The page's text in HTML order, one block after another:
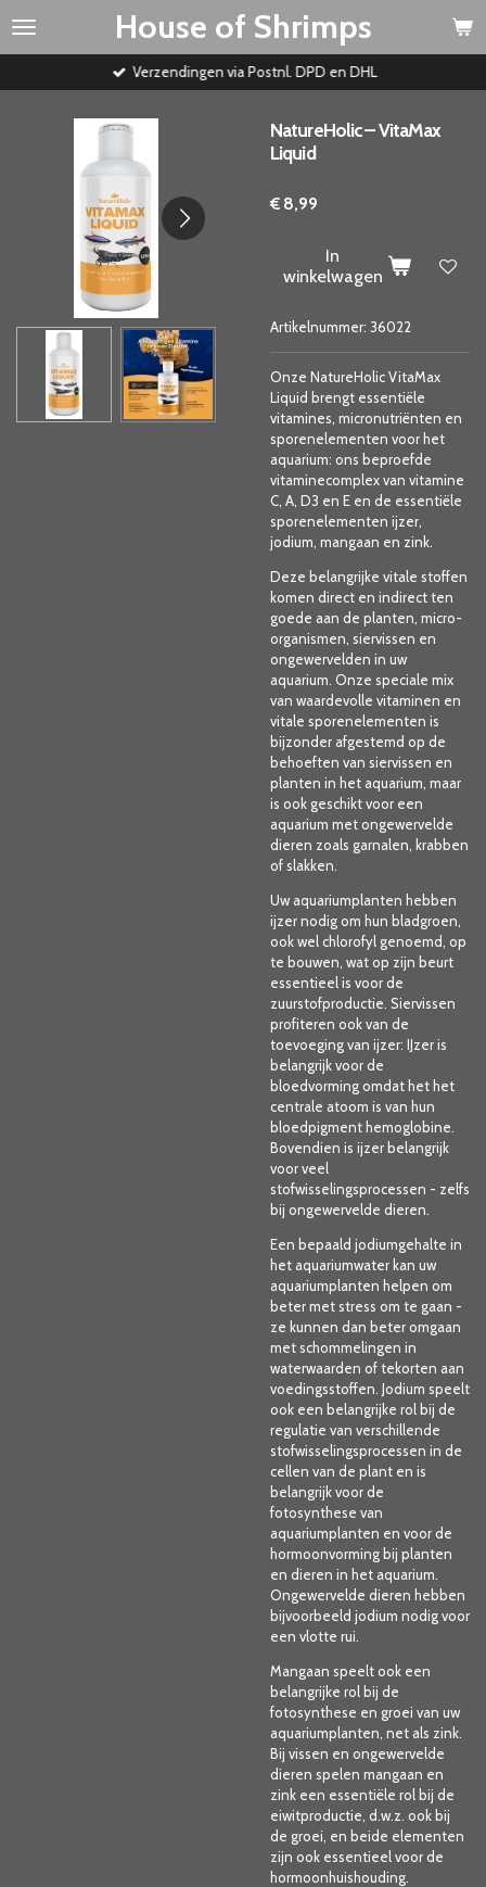
Ga
House of Shrimps
Verzendingen via Postnl. DPD en DHL
NatureHolic – VitaMax
Liquid
€ 8,99
In
winkelwagen
Artikelnummer: 36022
Onze NatureHolic VitaMax
Liquid brengt essentiële
vitamines, micronutriënten en
sporenelementen voor het
aquarium: ons beproefde
vitaminecomplex van vitamine
C, A, D3 en E en de essentiële
sporenelementen ijzer,
jodium, mangaan en zink.
Deze belangrijke vitale stoffen
komen direct en indirect ten
goede aan de planten, micro-
organismen, siervissen en
ongewervelden in uw
aquarium. Onze speciale mix
van waardevolle vitaminen en
vitale sporenelementen is
bijzonder afgestemd op de
behoeften van siervissen en
planten in het aquarium, maar
is ook geschikt voor een
aquarium met ongewervelde
dieren zoals garnalen, krabben
of slakken.
Uw aquariumplanten hebben
ijzer nodig om hun bladgroen,
ook wel chlorofyl genoemd, op
te bouwen, wat op zijn beurt
essentieel is voor de
zuurstofproductie. Siervissen
profiteren ook van de
toevoeging van ijzer: IJzer is
belangrijk voor de
bloedvorming omdat het het
centrale atoom is van hun
bloedpigment hemoglobine.
Bovendien is ijzer belangrijk
voor veel
stofwisselingsprocessen - zelfs
bij ongewervelde dieren.
Een bepaald jodiumgehalte in
het aquariumwater kan uw
aquariumplanten helpen om
beter met stress om te gaan -
ze kunnen dan beter omgaan
met schommelingen in
waterwaarden of tekorten aan
voedingsstoffen. Jodium speelt
ook een belangrijke rol bij de
regulatie van verschillende
stofwisselingsprocessen in de
cellen van de plant en is
belangrijk voor de
fotosynthese van
aquariumplanten en voor de
hormoonvorming bij planten
en dieren in het aquarium.
Ongewervelde dieren hebben
bijvoorbeeld jodium nodig voor
een vlotte rui.
Mangaan speelt ook een
belangrijke rol bij de
fotosynthese en groei van uw
aquariumplanten, net als zink.
Bij vissen en ongewervelde
dieren spelen mangaan en
zink een essentiële rol bij de
eiwitproductie, d.w.z. ook bij
de groei, en beide elementen
zijn ook essentieel voor de
hormoonhuishouding.